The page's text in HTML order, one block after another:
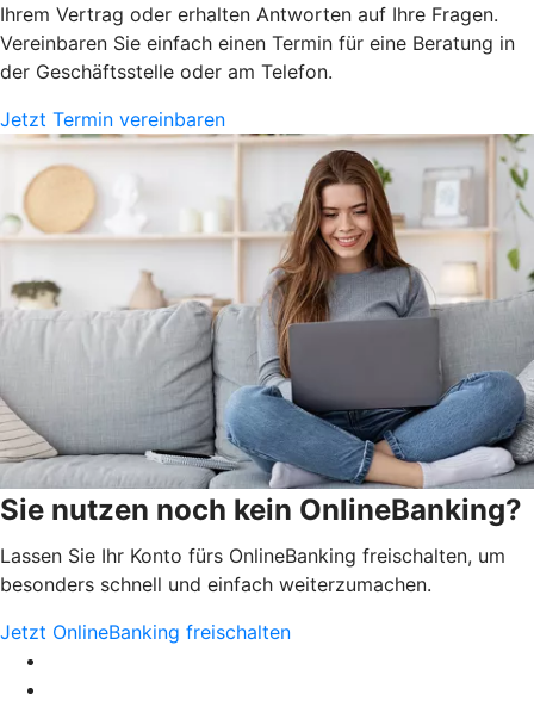
Ihrem Vertrag oder erhalten Antworten auf Ihre Fragen.
Vereinbaren Sie einfach einen Termin für eine Beratung in
der Geschäftsstelle oder am Telefon.
Jetzt Termin vereinbaren
Sie nutzen noch kein OnlineBanking?
Lassen Sie Ihr Konto fürs OnlineBanking freischalten, um
besonders schnell und einfach weiterzumachen.
Jetzt OnlineBanking freischalten